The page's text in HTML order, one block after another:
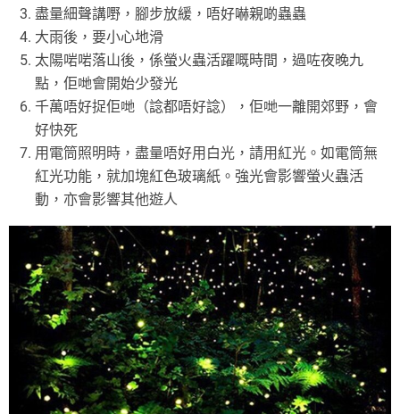
盡量細聲講嘢，腳步放緩，唔好嚇親啲蟲蟲
大雨後，要小心地滑
太陽啱啱落山後，係螢火蟲活躍嘅時間，過咗夜晚九
點，佢哋會開始少發光
千萬唔好捉佢哋（諗都唔好諗），佢哋一離開郊野，會
好快死
用電筒照明時，盡量唔好用白光，請用紅光。如電筒無
紅光功能，就加塊紅色玻璃紙。強光會影響螢火蟲活
動，亦會影響其他遊人